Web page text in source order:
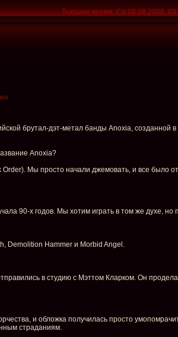
Текущее время: Сб 08.08.2026,
брутал-дэт-метал банды Anoxia, созданной в
Anoxia?
Мы просто начали джемовать, и все было
90-х годов. Мы хотим играть в том же духе, но
Demolition Hammer и Morbid Angel.
в студию с Мэттом Кларком. Он
и обложка получилась просто
страданиям.